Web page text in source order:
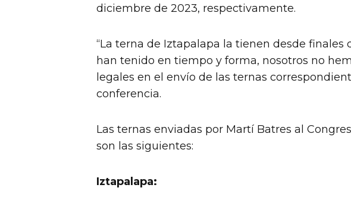
diciembre de 2023, respectivamente.
“La terna de Iztapalapa la tienen desde finales
han tenido en tiempo y forma, nosotros no
legales en el envío de las ternas
conferencia.
Las ternas enviadas por Martí Batres al
son las siguientes:
Iztapalapa: